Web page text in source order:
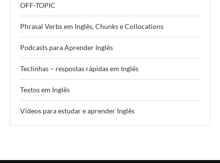
OFF-TOPIC
Phrasal Verbs em Inglês, Chunks e Collocations
Podcasts para Aprender Inglês
Teclinhas – respostas rápidas em Inglês
Textos em Inglês
Vídeos para estudar e aprender Inglês